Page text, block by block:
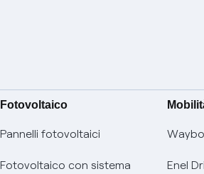
Fotovoltaico
Pannelli fotovoltaici
Fotovoltaico con sistema
Enel